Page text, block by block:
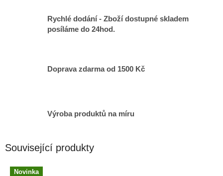
Rychlé dodání - Zboží dostupné skladem
posíláme do 24hod.
Doprava zdarma od 1500 Kč
Výroba produktů na míru
Související produkty
Novinka